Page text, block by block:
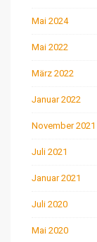
Mai 2024
Mai 2022
März 2022
Januar 2022
November 2021
Juli 2021
Januar 2021
Juli 2020
Mai 2020